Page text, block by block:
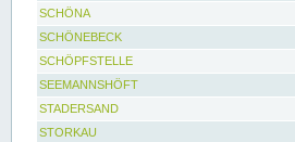
SCHÖNA
SCHÖNEBECK
SCHÖPFSTELLE
SEEMANNSHÖFT
STADERSAND
STORKAU